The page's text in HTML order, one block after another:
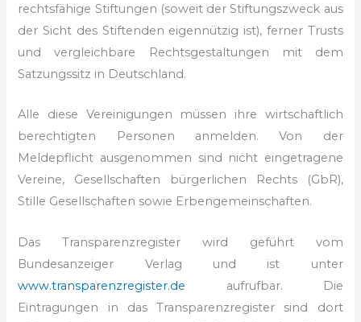
rechtsfähige Stiftungen (soweit der Stiftungszweck aus
der Sicht des Stiftenden eigennützig ist), ferner Trusts
und vergleichbare Rechtsgestaltungen mit dem
Satzungssitz in Deutschland.
Alle diese Vereinigungen müssen ihre wirtschaftlich
berechtigten Personen anmelden. Von der
Meldepflicht ausgenommen sind nicht eingetragene
Vereine, Gesellschaften bürgerlichen Rechts (GbR),
Stille Gesellschaften sowie Erbengemeinschaften.
Das Transparenzregister wird geführt vom
Bundesanzeiger Verlag und ist unter
www.transparenzregister.de aufrufbar. Die
Eintragungen in das Transparenzregister sind dort